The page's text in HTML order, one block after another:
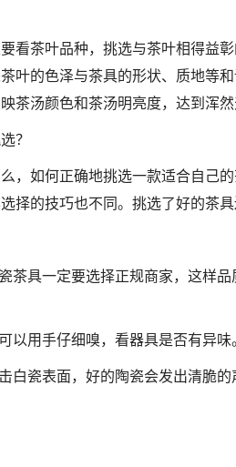
看茶叶品种，挑选与茶叶相得益
叶的色泽与茶具的形状、质地等
茶汤颜色和茶汤明亮度，达到浑然
？
，如何正确地挑选一款适合自己
择的技巧也不同。挑选了好的茶
茶具一定要选择正规商家，这样
以用手仔细嗅，看器具是否有异味
白瓷表面，好的陶瓷会发出清脆的